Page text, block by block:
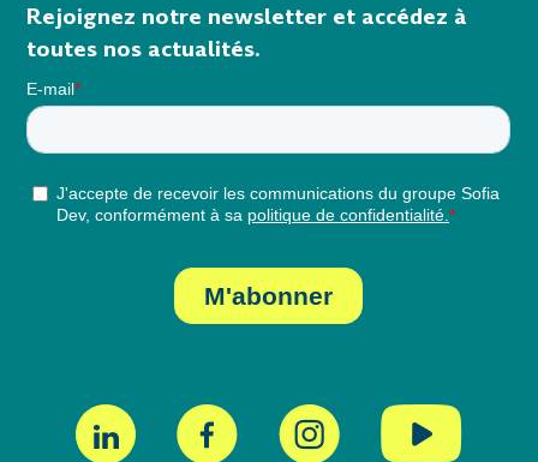
Rejoignez notre newsletter et accédez à
toutes nos actualités.